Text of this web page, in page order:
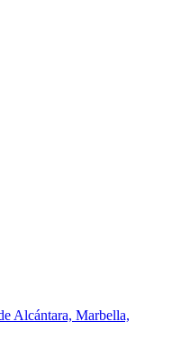
Alcántara, Marbella,